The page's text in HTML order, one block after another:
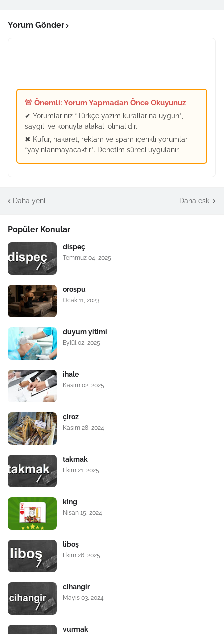
Yorum Gönder
🚨 Önemli: Yorum Yapmadan Önce Okuyunuz
✔ Yorumlarınız *Türkçe yazım kurallarına uygun*,
saygılı ve konuyla alakalı olmalıdır.
✖ Küfür, hakaret, reklam ve spam içerikli yorumlar
*yayınlanmayacaktır*. Denetim süreci uygulanır.
Daha yeni Daha eski
Popüler Konular
dispeç
Temmuz 04, 2025
orospu
Ocak 11, 2023
duyum yitimi
Eylül 02, 2025
ihale
Kasım 02, 2025
çiroz
Kasım 28, 2024
takmak
Ekim 21, 2025
king
Nisan 15, 2024
liboş
Ekim 26, 2025
cihangir
Mayıs 03, 2024
vurmak